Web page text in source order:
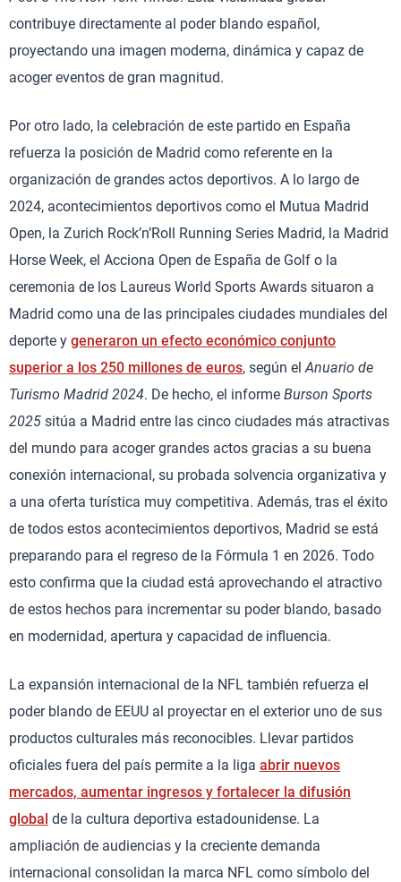
contribuye directamente al poder blando español,
proyectando una imagen moderna, dinámica y capaz de
acoger eventos de gran magnitud.
Por otro lado, la celebración de este partido en España
refuerza la posición de Madrid como referente en la
organización de grandes actos deportivos. A lo largo de
2024, acontecimientos deportivos como el Mutua Madrid
Open, la Zurich Rock’n’Roll Running Series Madrid, la Madrid
Horse Week, el Acciona Open de España de Golf o la
ceremonia de los Laureus World Sports Awards situaron a
Madrid como una de las principales ciudades mundiales del
deporte y generaron un efecto económico conjunto
superior a los 250 millones de euros, según elAnuario de
Turismo Madrid 2024. De hecho, el informe Burson Sports
2025 sitúa a Madrid entre las cinco ciudades más atractivas
del mundo para acoger grandes actos gracias a su buena
conexión internacional, su probada solvencia organizativa y
a una oferta turística muy competitiva. Además, tras el éxito
de todos estos acontecimientos deportivos, Madrid se está
preparando para el regreso de la Fórmula 1 en 2026. Todo
esto confirma que la ciudad está aprovechando el atractivo
de estos hechos para incrementar su poder blando, basado
en modernidad, apertura y capacidad de influencia.
La expansión internacional de la NFL también refuerza el
poder blando de EEUU al proyectar en el exterior uno de sus
productos culturales más reconocibles. Llevar partidos
oficiales fuera del país permite a la liga abrir nuevos
mercados, aumentar ingresos y fortalecer la difusión
global de la cultura deportiva estadounidense. La
ampliación de audiencias y la creciente demanda
internacional consolidan la marca NFL como símbolo del